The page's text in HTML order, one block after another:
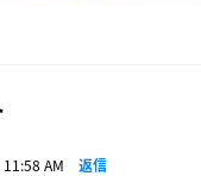
AM 返信